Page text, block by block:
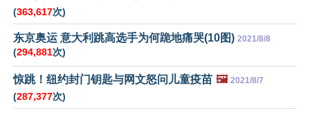
(363,617次)
东京奥运 意大利跳高选手为何跪地痛哭(10图) 2021/8/8
(294,881次)
惊跳！纽约封门钥匙与网文怒问儿童疫苗 🖼️ 2021/8/7
(287,377次)